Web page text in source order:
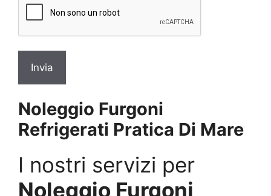
Noleggio Furgoni
Refrigerati Pratica Di Mare
I nostri servizi per
Noleggio Furgoni